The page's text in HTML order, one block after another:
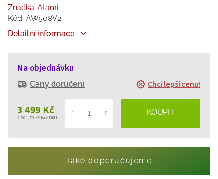
3 499 Kč
2 891,70 Kč bez DPH
cena:
Na objednávku
Ceny doručení Chci lepší cenu!
Detailní informace
Značka: Atami
Kód: AW508V2
Také doporučujeme